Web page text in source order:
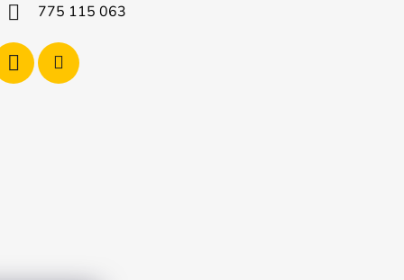
775 115 063